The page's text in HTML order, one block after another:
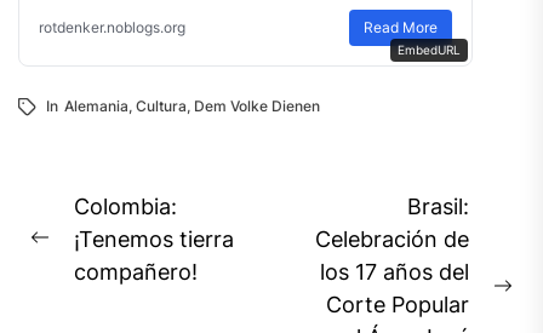
rotdenker.noblogs.org Read More
EmbedURL
In Alemania, Cultura, Dem Volke Dienen
Navegación
de
entradas
Previous
post:
Colombia:
¡Tenemos tierra
compañero!
Brasil:
Celebración de
los 17 años del
Corte Popular